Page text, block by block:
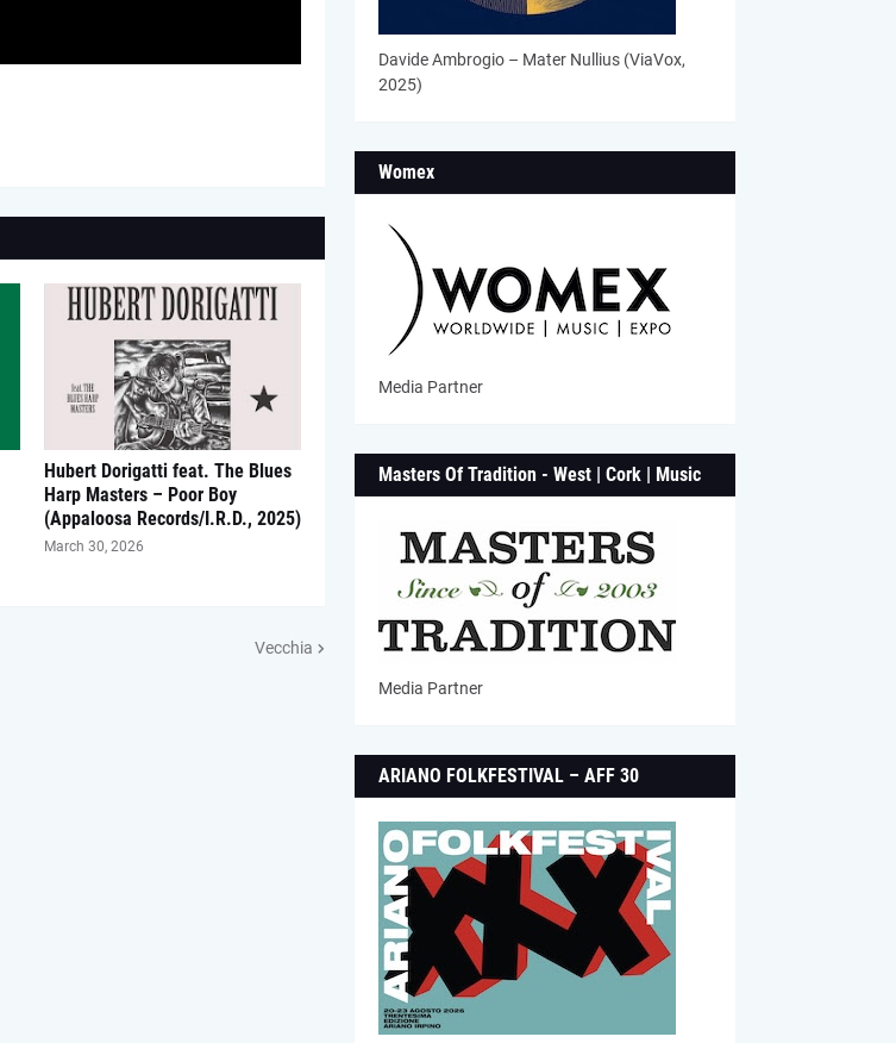
Hubert Dorigatti feat. The Blues
Harp Masters – Poor Boy
(Appaloosa Records/I.R.D., 2025)
March 30, 2026
Vecchia
Davide Ambrogio – Mater Nullius (ViaVox,
2025)
Womex
Media Partner
Masters Of Tradition - West | Cork | Music
Media Partner
ARIANO FOLKFESTIVAL – AFF 30